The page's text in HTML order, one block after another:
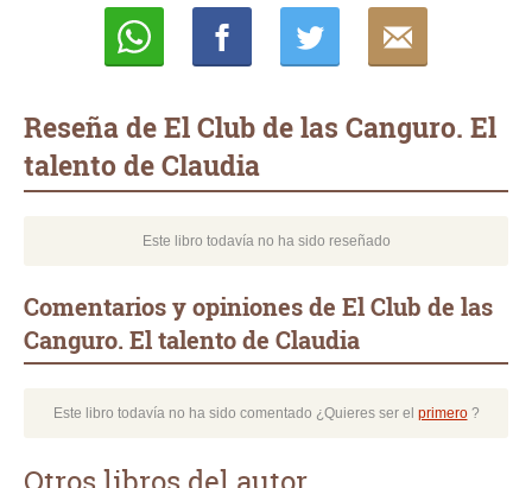
Reseña de El Club de las Canguro. El
talento de Claudia
Este libro todavía no ha sido reseñado
Comentarios y opiniones de El Club de las
Canguro. El talento de Claudia
Este libro todavía no ha sido comentado ¿Quieres ser el primero?